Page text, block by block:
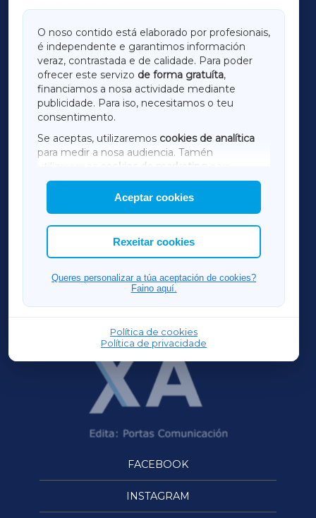
O noso contido está elaborado por profesionais,
é independente e garantimos información
veraz, contrastada e de calidade. Para poder
ofrecer este servizo de forma gratuíta,
financiamos a nosa actividade mediante
publicidade. Para iso, necesitamos o teu
consentimento.
Se aceptas, utilizaremos cookies de analítica
para medir a nosa audiencia. Tamén
utilizaremos
cookies de marketing
mostrar publicidade de terceiros.
Así mesmo, podes personalizar a elección das
cookies que desexas permitir.
Aceptar cookies
Rexeitar cookies
Queres personalizar a túa aceptación de cookies?
Faino aquí.
Política de cookies
Política de privacidade
LUGOXA
TERRACHAXA
AMARIÑAXA
RIBEIRASACRAXA
ACORUÑAXA
FERROLXA
OURENSEXA
FACEBOOK
INSTAGRAM